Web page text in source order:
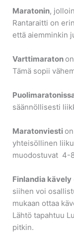
Maratonin,
Rantaraitti on
että aiemminkin
Varttimaraton
Tämä sopii
säännöllisesti
Maratonviesti
yhteisöllinen
muodostuvat 4-
Finlandia kävely
siihen voi
mukaan ottaa
Lähtö tapahtuu
pitkin.